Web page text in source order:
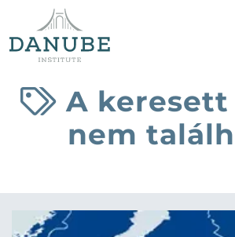
A
nem